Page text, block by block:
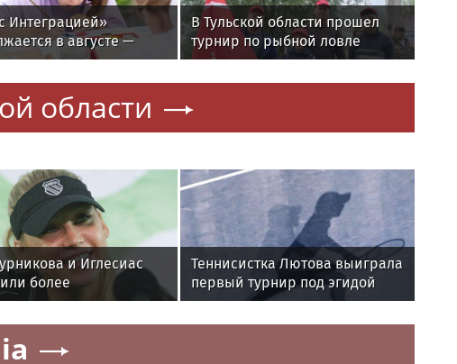
Интеграцией»
в августе —
месяц
В Тульской области прошел
турнир по рыбной ловле
среди команд
железнодорожников
области
и Иглесиас
более
рублей на
Теннисистка Лютова выиграла
первый турнир под эгидой
WTA